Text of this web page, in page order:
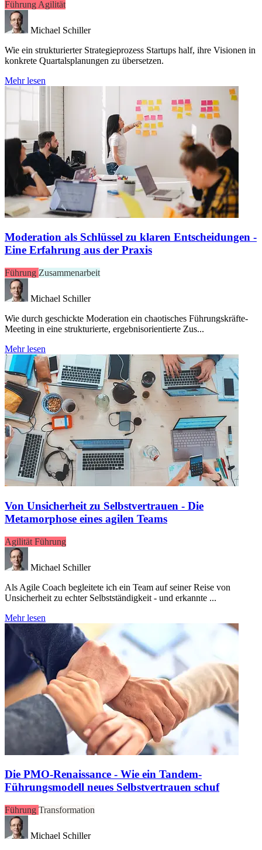
Führung Agilität
Michael Schiller
Wie ein strukturierter Strategieprozess Startups half, ihre Visionen in
konkrete Quartalsplanungen zu übersetzen.
Mehr lesen
Moderation als Schlüssel zu klaren Entscheidungen -
Eine Erfahrung aus der Praxis
Führung Zusammenarbeit
Michael Schiller
Wie durch geschickte Moderation ein chaotisches Führungskräfte-
Meeting in eine strukturierte, ergebnisorientierte Zus...
Mehr lesen
Von Unsicherheit zu Selbstvertrauen - Die
Metamorphose eines agilen Teams
Agilität Führung
Michael Schiller
Als Agile Coach begleitete ich ein Team auf seiner Reise von
Unsicherheit zu echter Selbstständigkeit - und erkannte ...
Mehr lesen
Die PMO-Renaissance - Wie ein Tandem-
Führungsmodell neues Selbstvertrauen schuf
Führung Transformation
Michael Schiller